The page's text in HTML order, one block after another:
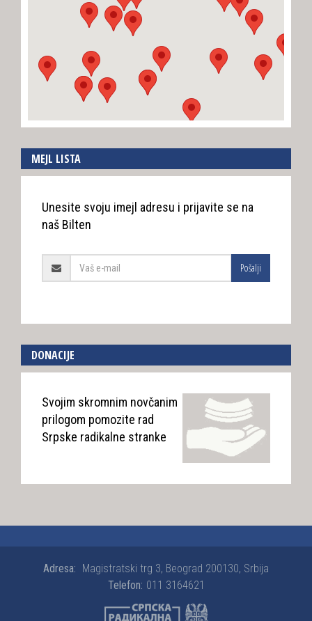
MEJL LISTA
Unesite svoju imejl adresu i prijavite se na
naš Bilten
Pošalji
DONACIJE
Svojim skromnim novčanim
prilogom pomozite rad
Srpske radikalne stranke
Adresa: Magistratski trg 3, Beograd 200130, Srbija
Telefon: 011 3164621